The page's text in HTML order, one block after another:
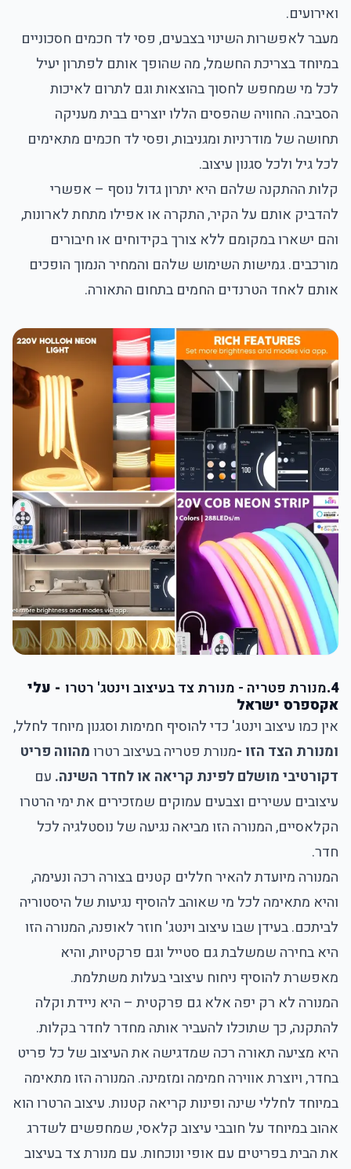
ואירועים.
מעבר לאפשרות השינוי בצבעים, פסי לד חכמים חסכוניים
במיוחד בצריכת החשמל, מה שהופך אותם לפתרון יעיל
לכל מי שמחפש לחסוך בהוצאות וגם לתרום לאיכות
הסביבה. החוויה שהפסים הללו יוצרים בבית מעניקה
תחושה של מודרניות ומגניבות, ופסי לד חכמים מתאימים
לכל גיל ולכל סגנון עיצוב.
קלות ההתקנה שלהם היא יתרון גדול נוסף – אפשרי
להדביק אותם על הקיר, התקרה או אפילו מתחת לארונות,
והם ישארו במקומם ללא צורך בקידוחים או חיבורים
מורכבים. גמישות השימוש שלהם והמחיר הנמוך הופכים
אותם לאחד הטרנדים החמים בתחום התאורה.
4. מנורת פטריה - מנורת צד בעיצוב וינטג' רטרו - עלי
אקספרס ישראל
אין כמו עיצוב וינטג' כדי להוסיף חמימות וסגנון מיוחד לחלל,
ומנורת הצד הזו -מנורת פטריה בעיצוב רטרומהווה פריט
דקורטיבי מושלם לפינת קריאה או לחדר השינה. עם
עיצובים עשירים וצבעים עמוקים שמזכירים את ימי הרטרו
הקלאסיים, המנורה הזו מביאה נגיעה של נוסטלגיה לכל
חדר.
המנורה מיועדת להאיר חללים קטנים בצורה רכה ונעימה,
והיא מתאימה לכל מי שאוהב להוסיף נגיעות של היסטוריה
לביתכם. בעידן שבו עיצוב וינטג' חוזר לאופנה, המנורה הזו
היא בחירה שמשלבת גם סטייל וגם פרקטיות, והיא
מאפשרת להוסיף ניחוח עיצובי בעלות משתלמת.
המנורה לא רק יפה אלא גם פרקטית – היא ניידת וקלה
להתקנה, כך שתוכלו להעביר אותה מחדר לחדר בקלות.
היא מציעה תאורה רכה שמדגישה את העיצוב של כל פריט
בחדר, ויוצרת אווירה חמימה ומזמינה. המנורה הזו מתאימה
במיוחד לחללי שינה ופינות קריאה קטנות. עיצוב הרטרו הוא
אהוב במיוחד על חובבי עיצוב קלאסי, שמחפשים לשדרג
את הבית בפריטים עם אופי ונוכחות. עם מנורת צד בעיצוב